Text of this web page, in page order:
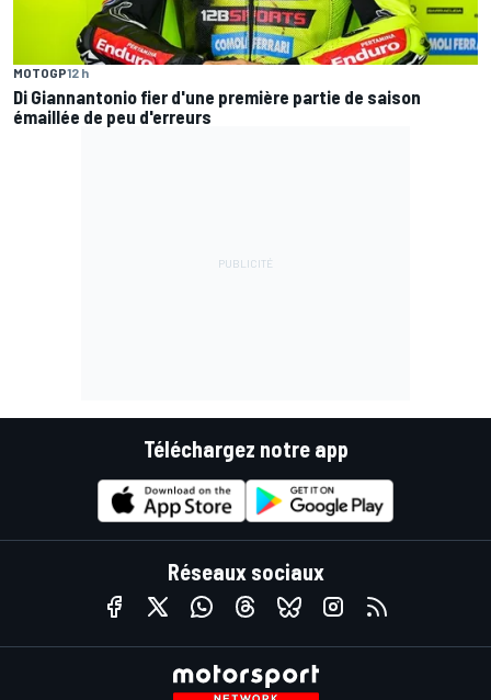
MOTOGP12 h
Di Giannantonio fier d'une première partie de saison
émaillée de peu d'erreurs
Téléchargez notre app
Réseaux sociaux